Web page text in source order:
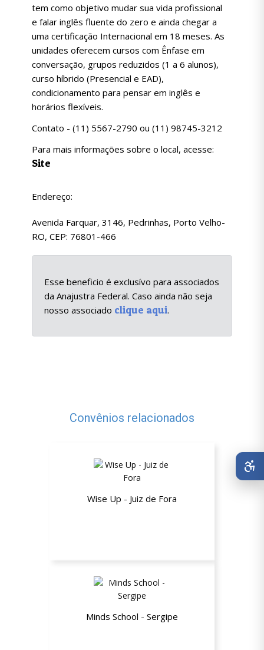
tem como objetivo mudar sua vida profissional
e falar inglês fluente do zero e ainda chegar a
uma certificação Internacional em 18 meses. As
unidades oferecem cursos com Ênfase em
conversação, grupos reduzidos (1 a 6 alunos),
curso híbrido (Presencial e EAD),
condicionamento para pensar em inglês e
horários flexíveis.
Contato - (11) 5567-2790 ou (11) 98745-3212
Para mais informações sobre o local, acesse:
Site
Endereço:
Avenida Farquar, 3146, Pedrinhas, Porto Velho-
RO, CEP: 76801-466
Esse beneficio é exclusívo para associados
da Anajustra Federal. Caso ainda não seja
nosso associado clique aqui.
Convênios relacionados
Wise Up - Juiz de Fora
Minds School - Sergipe